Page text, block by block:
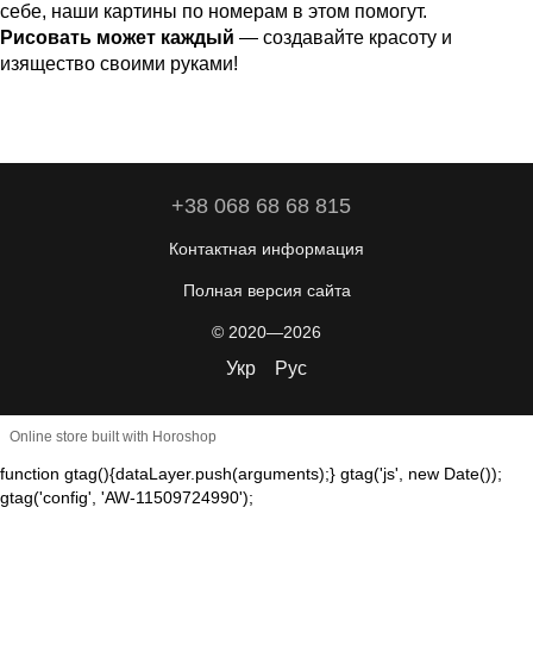
себе, наши картины по номерам в этом помогут.
Рисовать может каждый — создавайте красоту и
изящество своими руками!
+38 068 68 68 815
Контактная информация
Полная версия сайта
© 2020—2026
Укр Рус
Online store built with Horoshop
function gtag(){dataLayer.push(arguments);} gtag('js', new Date());
gtag('config', 'AW-11509724990');